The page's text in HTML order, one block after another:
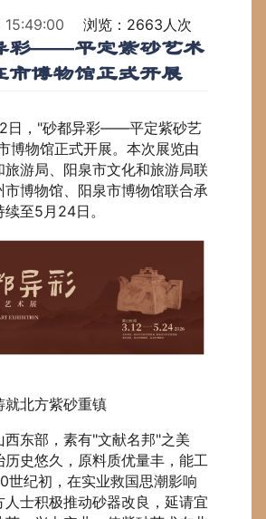
浏览：2663人次
彩——平定紫砂艺术
市博物馆正式开展
日，"砂都异彩——平定紫砂艺
博物馆正式开展。本次展览由
旅游局、阳泉市文化和旅游局联
市博物馆、阳泉市博物馆联合承
至5月24日。
就北方紫砂重镇
西东部，素有"文献名邦"之美
历史悠久，原料质优量丰，能工
世纪初，在实业救国思潮影响
人士积极推动砂器改良，延请宜